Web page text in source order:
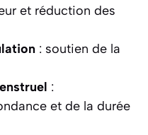
et réduction des
: soutien de la
:
et de la durée